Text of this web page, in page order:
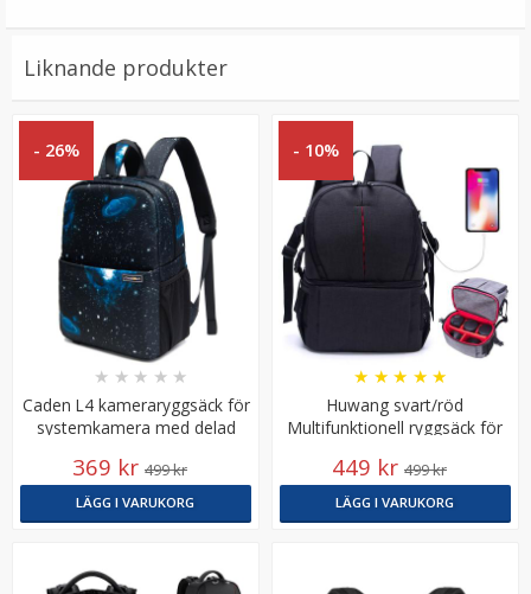
★★
LÄGG I VARUKORG
JJC Motljusskydd för Canon 10-18mm f/4.5-5.6 IS STM
motsvarar EW-73C
Liknande produkter
- 26%
Caden L4 kameraryggsäck för
systemkamera med delad
★ ★ ★ ★ ★
369 kr 499 kr
LÄGG I VARUKORG
- 10%
Huwang svart/röd
Multifunktionell ryggsäck för
★ ★ ★ ★ ★
449 kr 499 kr
LÄGG I VARUKORG